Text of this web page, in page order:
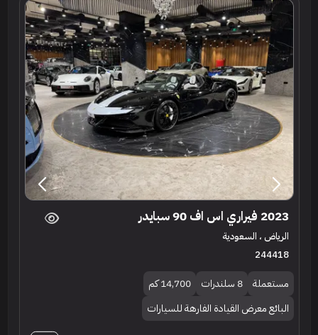
2023 فيراري اس اف 90 سبايدر
الرياض ، السعودية
244418
مستعملة 8 سلندرات
14,700 كم
البائع معرض القيادة الفارهة للسيارات